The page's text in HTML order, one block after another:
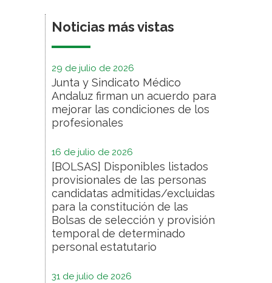
Noticias más vistas
29 de julio de 2026
Junta y Sindicato Médico
Andaluz firman un acuerdo para
mejorar las condiciones de los
profesionales
16 de julio de 2026
[BOLSAS] Disponibles listados
provisionales de las personas
candidatas admitidas/excluidas
para la constitución de las
Bolsas de selección y provisión
temporal de determinado
personal estatutario
31 de julio de 2026